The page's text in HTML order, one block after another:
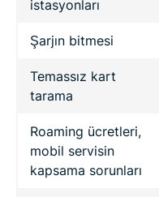
istasyonları
Şarjın bitmesi
Temassız kart
tarama
Roaming ücretleri,
mobil servisin
kapsama sorunları